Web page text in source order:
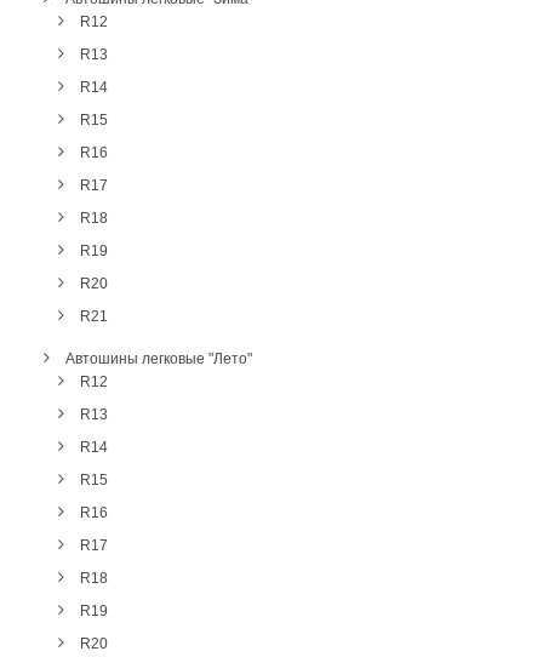
R12
R13
R14
R15
R16
R17
R18
R19
R20
R21
Автошины легковые "Лето"
R12
R13
R14
R15
R16
R17
R18
R19
R20